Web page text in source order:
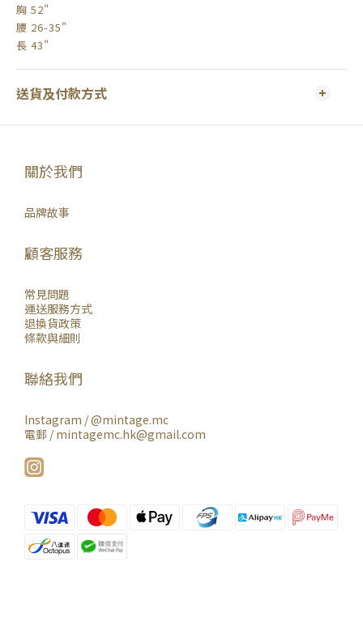
胸 52"
腰 26-35"
長 43"
送貨及付款方式
關於我們
品牌故事
顧客服務
常見問題
運送服務方式
退換貨政策
條款與細則
聯絡我們
Instagram /@mintage.mc
電郵 / mintagemc.hk@gmail.com